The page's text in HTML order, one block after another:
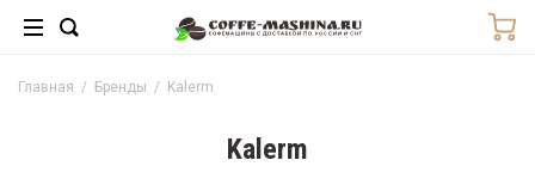
Главная / Бренды / Kalerm
Kalerm